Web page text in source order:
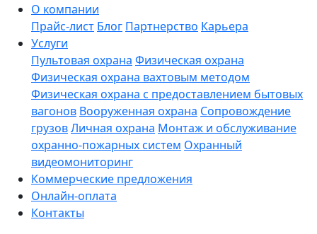
О компании
Прайс-лист Блог Партнерство Карьера
Услуги
Пультовая охрана Физическая охрана
Физическая охрана вахтовым методом
Физическая охрана с предоставлением бытовых
вагонов Вооруженная охрана Сопровождение
грузовЛичная охрана Монтаж и обслуживание
охранно-пожарных систем Охранный
видеомониторинг
Коммерческие предложения
Онлайн-оплата
Контакты